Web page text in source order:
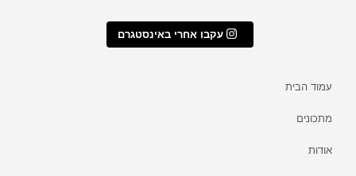
עקבו אחרי באינסטגרם
עמוד הבית
מתכונים
אודות